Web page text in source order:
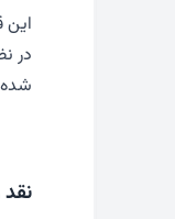
در